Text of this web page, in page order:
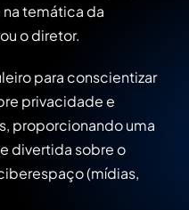
temática da
o diretor.
para conscientizar
privacidade e
proporcionando uma
divertida sobre o
(mídias,